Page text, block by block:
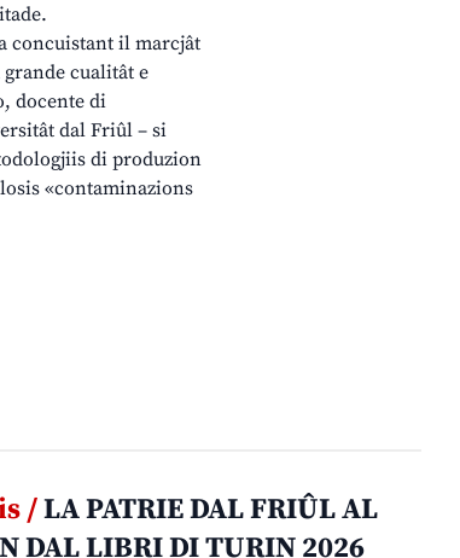
concuistant il marcjât
cualitât e
docente di
dal Friûl – si
di produzion
«contaminazions
/LA PATRIE DAL FRIÛL AL
DAL LIBRI DI TURIN 2026